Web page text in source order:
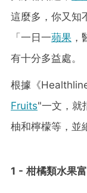
這麼多，你又知
「一日一蘋果
有十分多益處。
根據《
Fruits"一文，就
柚和檸檬等，並
1 - 柑橘類水果